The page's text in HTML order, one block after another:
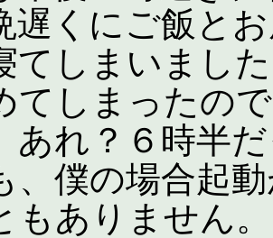
遅くにご飯と
てしまいまし
てしまったの
あれ？６時半
、僕の場合起
もありません。